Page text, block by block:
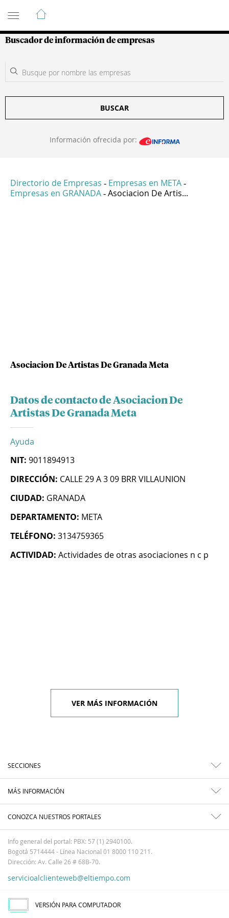
Guía de Empresas Colombianas
Buscador de información de empresas
BUSCAR
Información ofrecida por:
Directorio de Empresas - Empresas en META -
Empresas en GRANADA - Asociacion De Artis...
Asociacion De Artistas De Granada Meta
Datos de contacto de Asociacion De
Artistas De Granada Meta
Ayuda
NIT: 9011894913
DIRECCIÓN: CALLE 29 A 3 09 BRR VILLAUNION
CIUDAD: GRANADA
DEPARTAMENTO: META
TELÉFONO: 3134759365
ACTIVIDAD: Actividades de otras asociaciones n c p
VER MÁS INFORMACIÓN
SECCIONES
MÁS INFORMACIÓN
CONOZCA NUESTROS PORTALES
Info general del portal: PBX: 57 (1) 2940100.
Bogotá 5714444 - Línea Nacional 01 8000 110 211.
Dirección: Av. Calle 26 # 68B-70.
servicioalclienteweb@eltiempo.com
VERSIÓN PARA COMPUTADOR